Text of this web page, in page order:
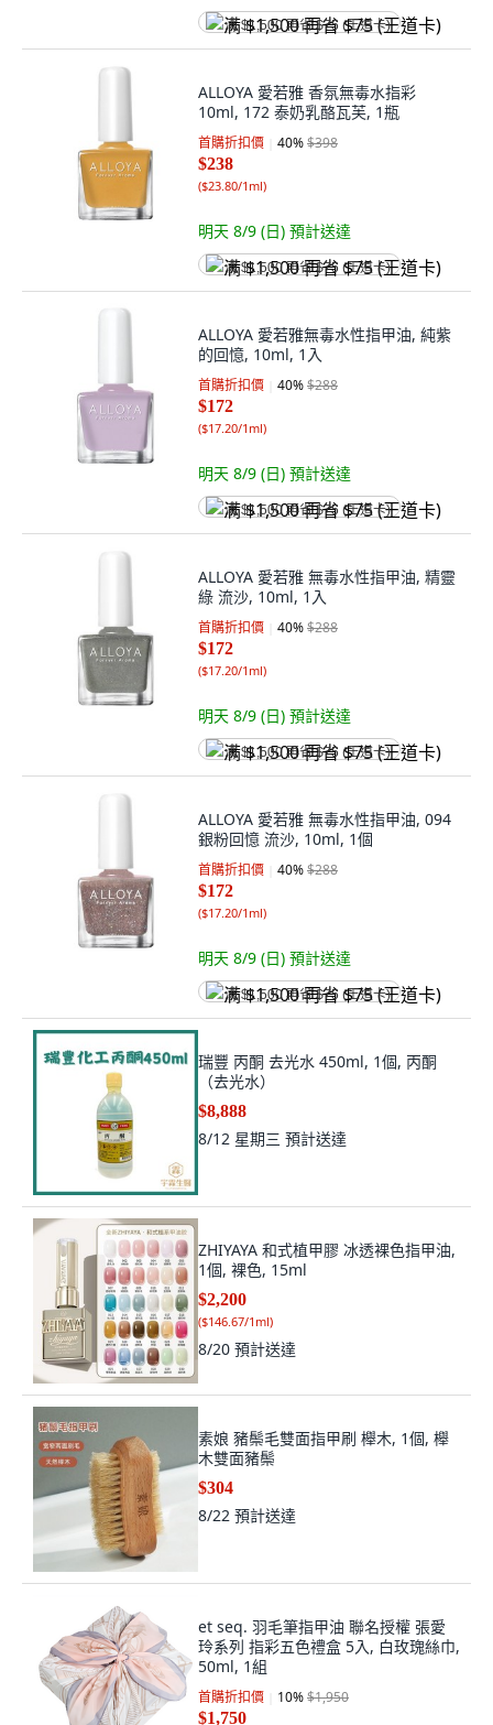
满 $1,500 再省 $75 (王道卡)
ALLOYA 愛若雅 香氛無毒水指彩
10ml, 172 泰奶乳酪瓦芙, 1瓶
首購折扣價 40%$398
$238
($23.80/1ml)
明天 8/9 (日) 預計送達
满 $1,500 再省 $75 (王道卡)
ALLOYA 愛若雅無毒水性指甲油, 純紫
的回憶, 10ml, 1入
首購折扣價 40%$288
$172
($17.20/1ml)
明天 8/9 (日) 預計送達
满 $1,500 再省 $75 (王道卡)
ALLOYA 愛若雅 無毒水性指甲油, 精靈
綠 流沙, 10ml, 1入
首購折扣價 40%$288
$172
($17.20/1ml)
明天 8/9 (日) 預計送達
满 $1,500 再省 $75 (王道卡)
ALLOYA 愛若雅 無毒水性指甲油, 094
銀粉回憶 流沙, 10ml, 1個
首購折扣價 40%$288
$172
($17.20/1ml)
明天 8/9 (日) 預計送達
满 $1,500 再省 $75 (王道卡)
瑞豐 丙酮 去光水 450ml, 1個, 丙酮
（去光水）
$8,888
8/12 星期三 預計送達
ZHIYAYA 和式植甲膠 冰透裸色指甲油,
1個, 裸色, 15ml
$2,200
($146.67/1ml)
8/20 預計送達
素娘 豬鬃毛雙面指甲刷 櫸木, 1個, 櫸
木雙面豬鬃
$304
8/22 預計送達
et seq. 羽毛筆指甲油 聯名授權 張愛
玲系列 指彩五色禮盒 5入, 白玫瑰絲巾,
50ml, 1組
首購折扣價 10%$1,950
$1,750